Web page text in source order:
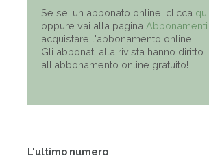
L'ultimo numero
Se sei un abbonato online, clicca qui
oppure vai alla pagina Abbonamenti
acquistare l'abbonamento online.
Gli abbonati alla rivista hanno diritto
all'abbonamento online gratuito!